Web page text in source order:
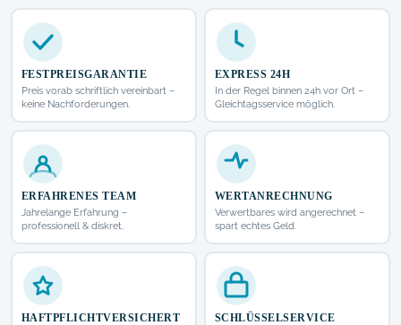
FESTPREISGARANTIE
Preis vorab schriftlich vereinbart –
keine Nachforderungen.
EXPRESS 24H
In der Regel binnen 24h vor Ort –
Gleichtagsservice möglich.
ERFAHRENES TEAM
Jahrelange Erfahrung –
professionell & diskret.
WERTANRECHNUNG
Verwertbares wird angerechnet –
spart echtes Geld.
HAFTPFLICHTVERSICHERT SCHLÜSSELSERVICE